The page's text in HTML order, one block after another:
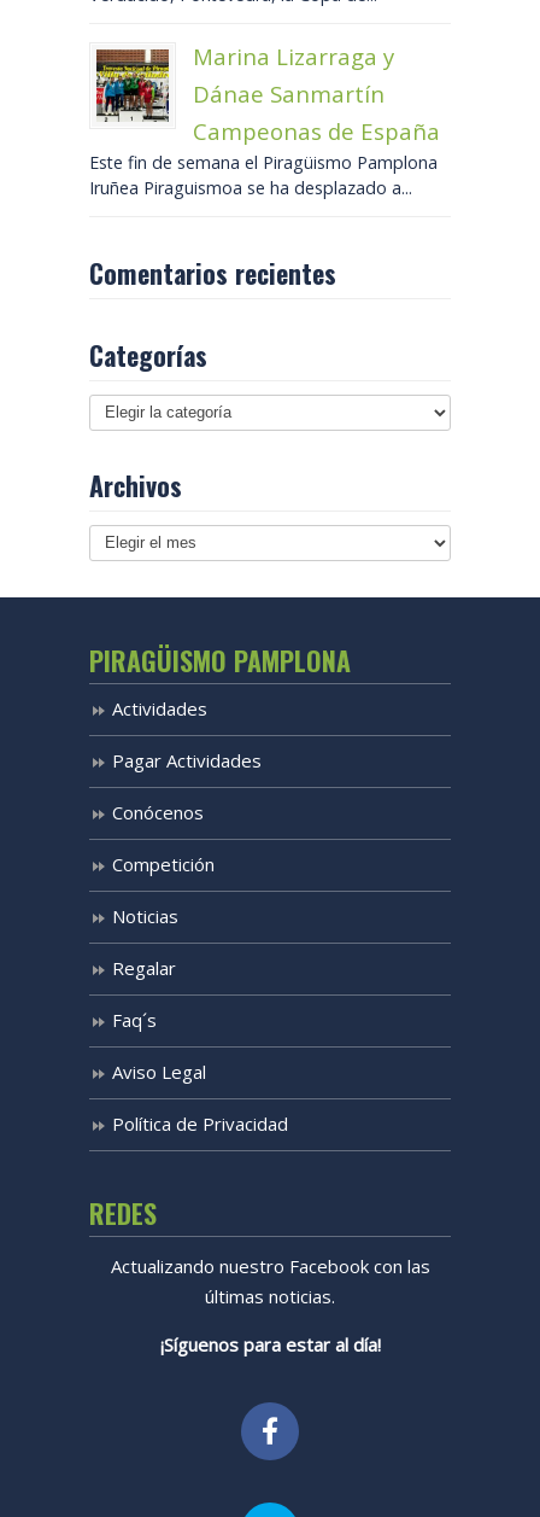
Marina Lizarraga y
Dánae Sanmartín
Campeonas de España
Este fin de semana el Piragüismo Pamplona
Iruñea Piraguismoa se ha desplazado a...
Comentarios recientes
Categorías
Archivos
Archivos
PIRAGÜISMO PAMPLONA
Actividades
Pagar Actividades
Conócenos
Competición
Noticias
Regalar
Faq´s
Aviso Legal
Política de Privacidad
REDES
Actualizando nuestro Facebook con las
últimas noticias.
¡Síguenos para estar al día!